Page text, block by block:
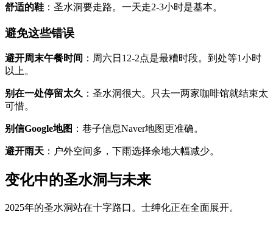
舒适的鞋 ：圣水洞要走路。一天走2-3小时是基本。
避免这些错误
避开周末午餐时间 ：周六日12-2点是最糟时段。到处等1小时
以上。
别在一处停留太久 ：圣水洞很大。只去一两家咖啡馆就结束太
可惜。
别信Google地图 ：巷子信息Naver地图更准确。
避开雨天 ：户外空间多，下雨选择余地大幅减少。
变化中的圣水洞与未来
2025年的圣水洞站在十字路口。士绅化正在全面展开。